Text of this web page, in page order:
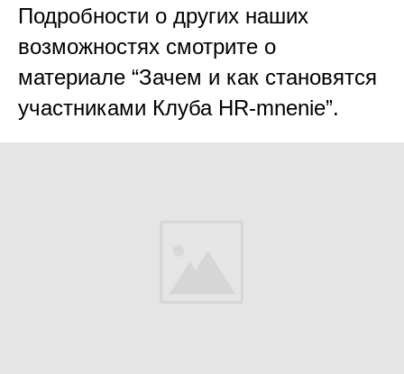
Подробности о других наших
возможностях смотрите о
материале “Зачем и как становятся
участниками Клуба HR-mnenie”.